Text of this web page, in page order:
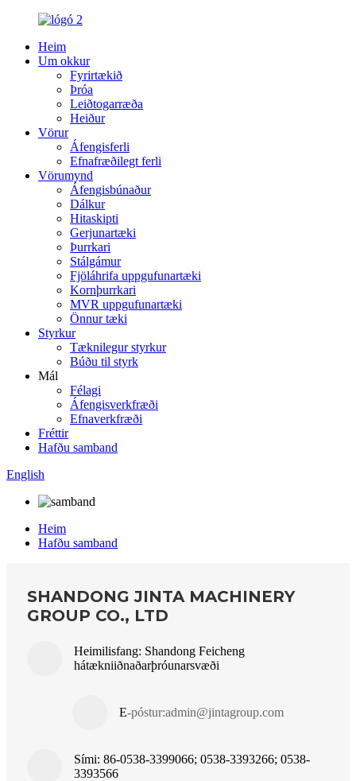
Heim
Um okkur
Fyrirtækið
Þróa
Leiðtogarræða
Heiður
Vörur
Áfengisferli
Efnafræðilegt ferli
Vörumynd
Áfengisbúnaður
Dálkur
Hitaskipti
Gerjunartæki
Þurrkari
Stálgámur
Fjöláhrifa uppgufunartæki
Kornþurrkari
MVR uppgufunartæki
Önnur tæki
Styrkur
Tæknilegur styrkur
Búðu til styrk
Mál
Félagi
Áfengisverkfræði
Efnaverkfræði
Fréttir
Hafðu samband
English
Heim
Hafðu samband
SHANDONG JINTA MACHINERY
GROUP CO., LTD
Heimilisfang: Shandong Feicheng
hátækniiðnaðarþróunarsvæði
E-póstur:admin@jintagroup.com
Sími: 86-0538-3399066; 0538-3393266; 0538-
3393566